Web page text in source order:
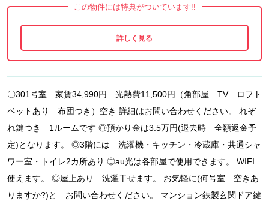
この物件には特典がついています!!
〇301号室 家賃34,990円 光熱費11,500円（角部屋 TV ロフト
ベットあり 布団つき）空き 詳細はお問い合わせください。 れぞ
れ鍵つき 1ルームです ◎預かり金は3.5万円(退去時 全額返金予
定)となります。 ◎3階には 洗濯機・キッチン・冷蔵庫・共通シャ
ワー室・トイレ2カ所あり ◎au光は各部屋で使用できます。 WIFI
使えます。 ◎屋上あり 洗濯干せます。 お気軽に(何号室 空きあ
りますか?)と お問い合わせください。 マンション鉄製玄関ドア鍵